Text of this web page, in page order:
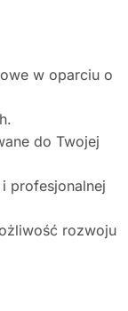
w oparciu o
do Twojej
profesjonalnej
rozwoju